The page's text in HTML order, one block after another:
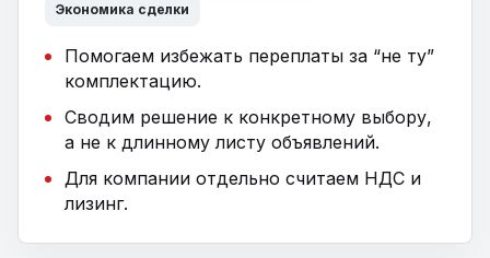
Экономика сделки
Помогаем избежать переплаты за “не ту”
комплектацию.
Сводим решение к конкретному выбору,
а не к длинному листу объявлений.
Для компании отдельно считаем НДС и
лизинг.